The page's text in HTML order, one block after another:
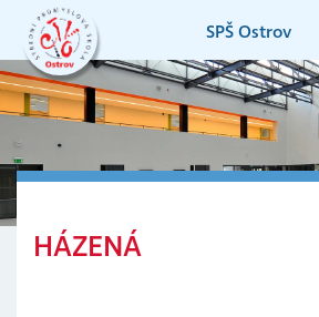
Přejít
hlavnímu
obsahu
SPŠ Ostrov
HÁZENÁ